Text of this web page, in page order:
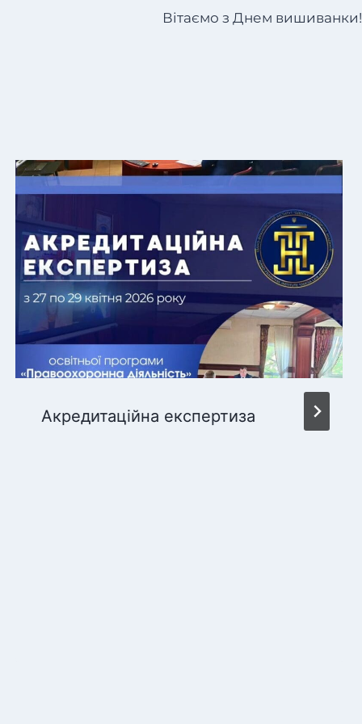
Вітаємо з Днем вишиванки!
Акредитаційна експертиза